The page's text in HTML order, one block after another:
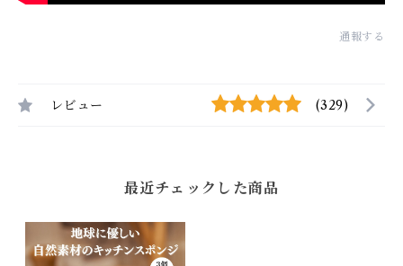
通報する
レビュー (329)
最近チェックした商品